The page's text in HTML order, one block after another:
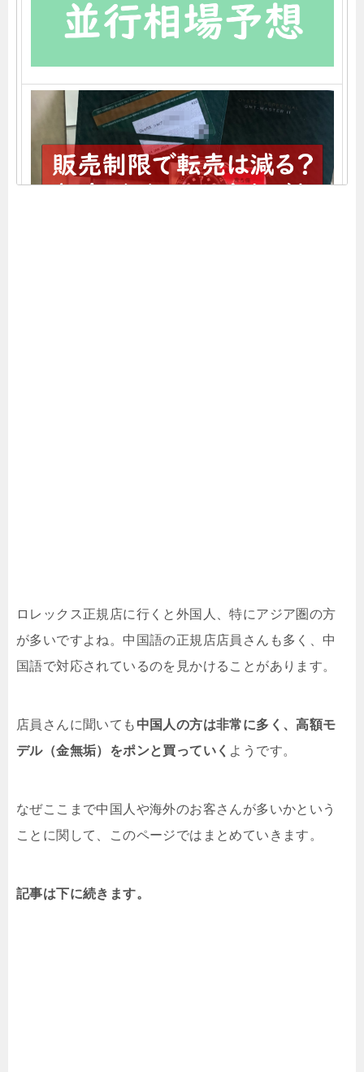
ロレックス正規店に行くと外国人、特にアジア圏の方
が多いですよね。中国語の正規店店員さんも多く、中
国語で対応されているのを見かけることがあります。
店員さんに聞いても 中国人の方は非常に多く、高額モ
デル（金無垢）をポンと買っていく ようです。
なぜここまで中国人や海外のお客さんが多いかという
ことに関して、このページではまとめていきます。
記事は下に続きます。